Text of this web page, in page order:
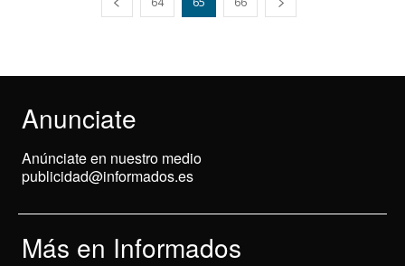
Anunciate
Anúnciate en nuestro medio
publicidad@informados.es
Más en Informados